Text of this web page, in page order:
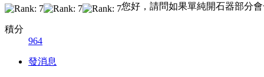
積分
964
發消息
您好，請問如果單純開石器部分會